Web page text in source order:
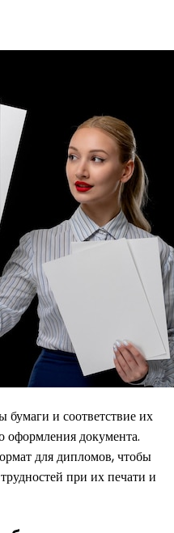
бумаги и соответствие их
оформления документа.
для дипломов, чтобы
при их печати и